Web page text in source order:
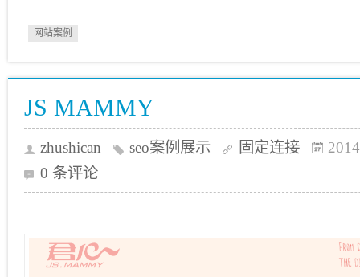
网站案例
JS MAMMY
zhushican seo案例展示 固定连接
0 条评论